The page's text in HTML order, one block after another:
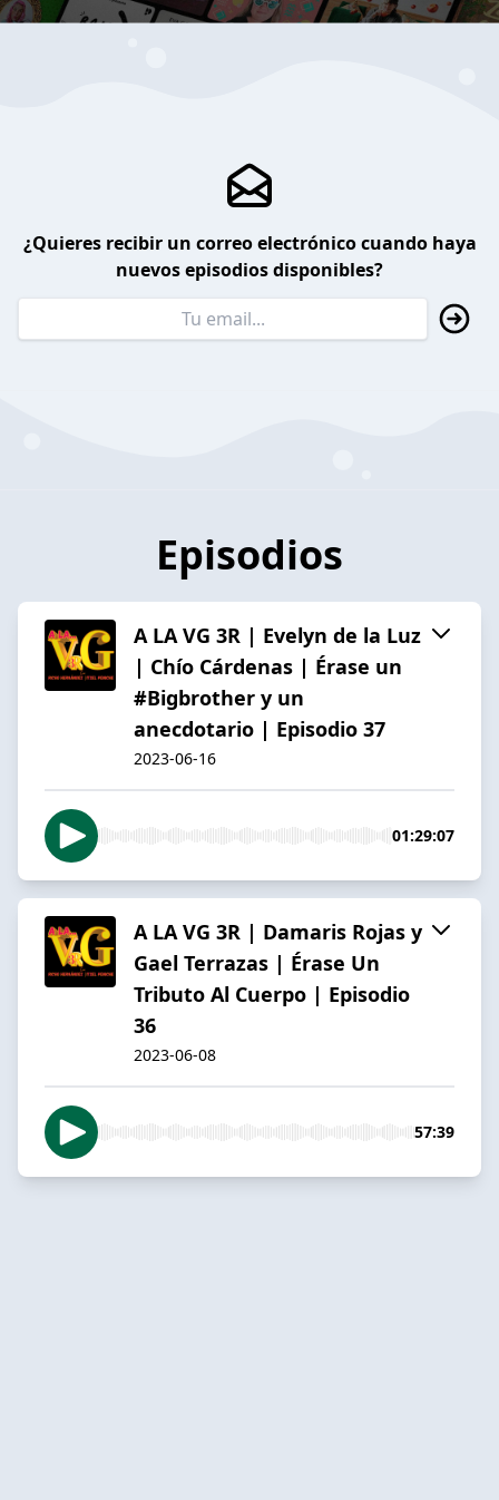
¿Quieres recibir un correo electrónico cuando haya
nuevos episodios disponibles?
Episodios
A LA VG 3R | Evelyn de la Luz
| Chío Cárdenas | Érase un
#Bigbrother y un
anecdotario | Episodio 37
2023-06-16
01:29:07
A LA VG 3R | Damaris Rojas y
Gael Terrazas | Érase Un
Tributo Al Cuerpo | Episodio
36
2023-06-08
57:39